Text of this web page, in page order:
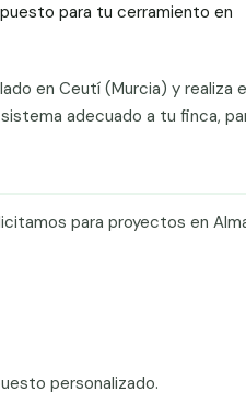
para tu cerramiento en
en Ceutí (Murcia) y realiza
adecuado a tu finca,
para proyectos en
personalizado.